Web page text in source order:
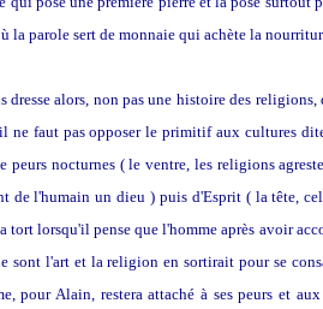
la parole sert de monnaie qui achète la
dresse alors, non pas une histoire des religions,
ne faut pas opposer le primitif aux cultures
peurs nocturnes ( le ventre, les religions
de l'humain un dieu ) puis d'Esprit ( la tête,
tort lorsqu'il pense que l'homme après avoir
sont l'art et la religion en sortirait pour se
pour Alain, restera attaché à ses peurs et